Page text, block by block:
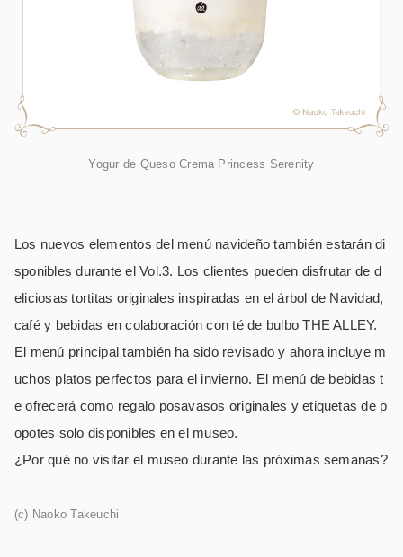
Yogur de Queso Crema Princess Serenity
Los nuevos elementos del menú navideño también estarán di
sponibles durante el Vol.3. Los clientes pueden disfrutar de d
eliciosas tortitas originales inspiradas en el árbol de Navidad,
café y bebidas en colaboración con té de bulbo THE ALLEY.
El menú principal también ha sido revisado y ahora incluye m
uchos platos perfectos para el invierno. El menú de bebidas t
e ofrecerá como regalo posavasos originales y etiquetas de p
opotes solo disponibles en el museo.
¿Por qué no visitar el museo durante las próximas semanas?
(c) Naoko Takeuchi